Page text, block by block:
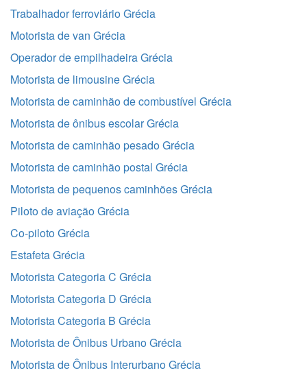
Trabalhador ferroviário Grécia
Motorista de van Grécia
Operador de empilhadeira Grécia
Motorista de limousine Grécia
Motorista de caminhão de combustível Grécia
Motorista de ônibus escolar Grécia
Motorista de caminhão pesado Grécia
Motorista de caminhão postal Grécia
Motorista de pequenos caminhões Grécia
Piloto de aviação Grécia
Co-piloto Grécia
Estafeta Grécia
Motorista Categoria C Grécia
Motorista Categoria D Grécia
Motorista Categoria B Grécia
Motorista de Ônibus Urbano Grécia
Motorista de Ônibus Interurbano Grécia